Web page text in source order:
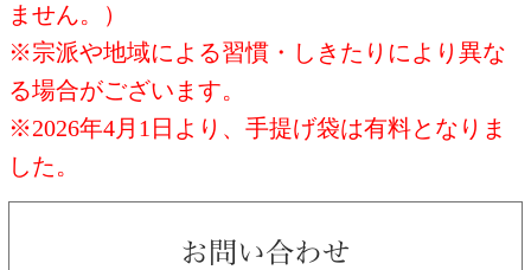
ません。）
※宗派や地域による習慣・しきたりにより異な
る場合がございます。
※2026年4月1日より、手提げ袋は有料となりま
した。